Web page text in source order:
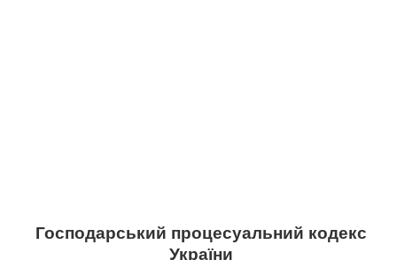
Господарський процесуальний кодекс
України